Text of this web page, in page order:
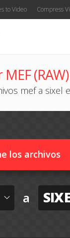
to Video Compress
mef a sixel
los archivos
a